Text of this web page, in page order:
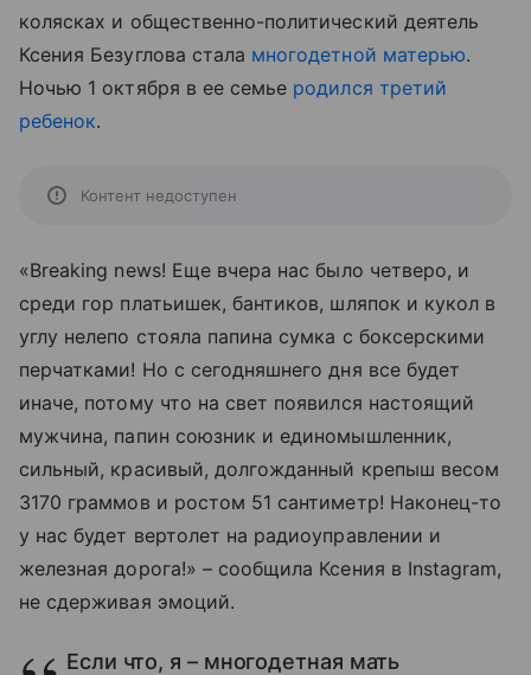
колясках и общественно-политический деятель
Ксения Безуглова стала многодетной матерью.
Ночью 1 октября в ее семье родился третий
ребенок.
Контент недоступен
«Вreaking news! Еще вчера нас было четверо, и
среди гор платьишек, бантиков, шляпок и кукол в
углу нелепо стояла папина сумка с боксерскими
перчатками! Но с сегодняшнего дня все будет
иначе, потому что на свет появился настоящий
мужчина, папин союзник и единомышленник,
сильный, красивый, долгожданный крепыш весом
3170 граммов и ростом 51 сантиметр! Наконец-то
у нас будет вертолет на радиоуправлении и
железная дорога!» – сообщила Ксения в Instagram,
не сдерживая эмоций.
Если что, я – многодетная мать